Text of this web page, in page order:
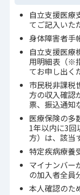
自立支援医
てご記入いた
身体障害者手
自立支援医療
用明細表（※
てお申し出く
市民税非課税
方の収入確認
票、振込通知
医療保険の多
1年以内に3回
方）は、該当
特定疾病療養
マイナンバー
の加入者全員
本人確認のた